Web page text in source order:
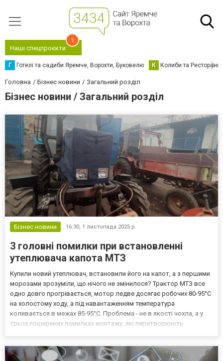
Наші спецпроєкти
1
Г Готелі та садиби Яремче, Ворохти, Буковелю К Колиби та Ресторани
Головна Бізнес новини Загальний розділ
Бізнес новини / Загальний розділ
Бізнес новини 16:30, 1 листопада 2025 р.
3 головні помилки при встановленні
утеплювача капота МТЗ
Купили новий утеплювач, встановили його на капот, а з першими
морозами зрозуміли, що нічого не змінилося? Трактор МТЗ все
одно довго прогрівається, мотор ледве досягає робочих 80-95°C
на холостому ходу, а під навантаженням температура
коливається в межах 85-95°C. Проблема - не в якості чохла, а у
трьох поширених помилках монтажу, які перетворюють